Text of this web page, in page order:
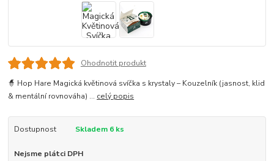
Ohodnotit produkt
🧙 Hop Hare Magická květinová svíčka s krystaly – Kouzelník (jasnost, klid
& mentální rovnováha) ... celý popis
Dostupnost Skladem 6 ks
Nejsme plátci DPH